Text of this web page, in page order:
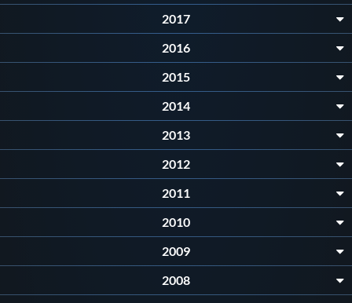
Sostenibilità
Archivio News
2017
2016
2015
2014
2013
2012
2011
2010
2009
2008